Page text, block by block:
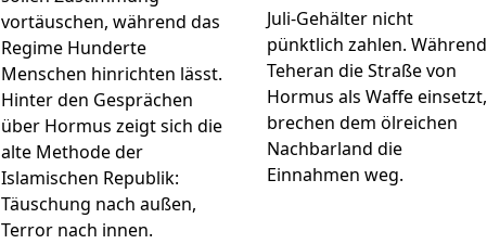
vortäuschen, während das
Regime Hunderte
Menschen hinrichten lässt.
Hinter den Gesprächen
über Hormus zeigt sich die
alte Methode der
Islamischen Republik:
Täuschung nach außen,
Terror nach innen.
Juli-Gehälter nicht
pünktlich zahlen. Während
Teheran die Straße von
Hormus als Waffe einsetzt,
brechen dem ölreichen
Nachbarland die
Einnahmen weg.